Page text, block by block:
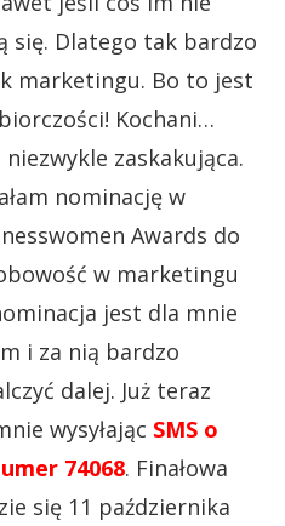
się. Dlatego tak bardzo
marketingu. Bo to jest
Kochani…
zaskakująca.
nominację w
Awards do
w marketingu
jest dla mnie
i za nią bardzo
dalej. Już teraz
wysyłając SMS o
74068. Finałowa
się 11 października